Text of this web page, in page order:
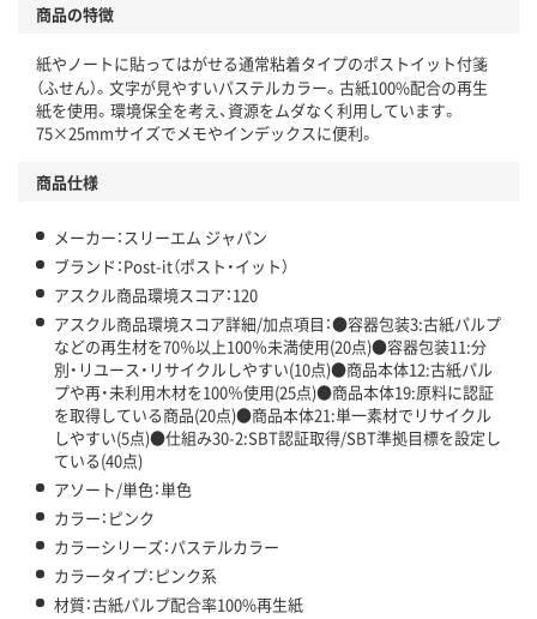
この商品の環境配慮ポイントです。下記商品詳細「
アスクル商品環境スコア詳細／加点項目
」で確認できます。
商品の特徴
紙やノートに貼ってはがせる通常粘着タイプのポストイット付箋
（ふせん）。文字が見やすいパステルカラー。古紙100%配合の再生
紙を使用。環境保全を考え、資源をムダなく利用しています。
75×25mmサイズでメモやインデックスに便利。
商品仕様
メーカー：スリーエム ジャパン
ブランド：Post-it（ポスト・イット）
アスクル商品環境スコア：120
アスクル商品環境スコア詳細/加点項目：●容器包装3:古紙パルプ
などの再生材を70％以上100％未満使用(20点)●容器包装11:分
別・リユース・リサイクルしやすい(10点)●商品本体12:古紙パル
プや再・未利用木材を100％使用(25点)●商品本体19:原料に認証
を取得している商品(20点)●商品本体21:単一素材でリサイクル
しやすい(5点)●仕組み30-2:SBT認証取得/SBT準拠目標を設定し
ている(40点)
アソート/単色：単色
カラー：ピンク
カラーシリーズ：パステルカラー
カラータイプ：ピンク系
材質：古紙パルプ配合率100%再生紙